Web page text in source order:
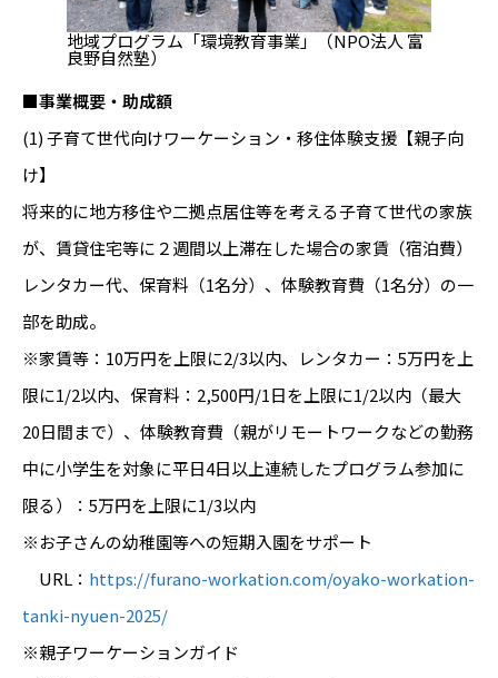
地域プログラム「環境教育事業」（NPO法人 富
良野自然塾）
■事業概要・助成額
(1) 子育て世代向けワーケーション・移住体験支援【親子向
け】
将来的に地方移住や二拠点居住等を考える子育て世代の家族
が、賃貸住宅等に２週間以上滞在した場合の家賃（宿泊費）
レンタカー代、保育料（1名分）、体験教育費（1名分）の一
部を助成。
※家賃等：10万円を上限に2/3以内、レンタカー：5万円を上
限に1/2以内、保育料：2,500円/1日を上限に1/2以内（最大
20日間まで）、体験教育費（親がリモートワークなどの勤務
中に小学生を対象に平日4日以上連続したプログラム参加に
限る）：5万円を上限に1/3以内
※お子さんの幼稚園等への短期入園をサポート
URL： https://furano-workation.com/oyako-workation-
tanki-nyuen-2025/
※親子ワーケーションガイド